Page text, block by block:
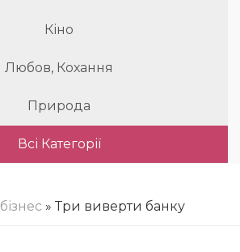
Кіно
Любов, Кохання
Природа
Всі Категорії
бізнес » Три виверти банку